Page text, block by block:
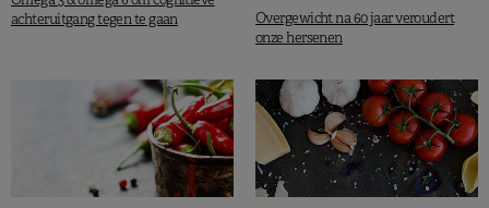
achteruitgang tegen te gaan
Overgewicht na 60 jaar veroudert
onze hersenen